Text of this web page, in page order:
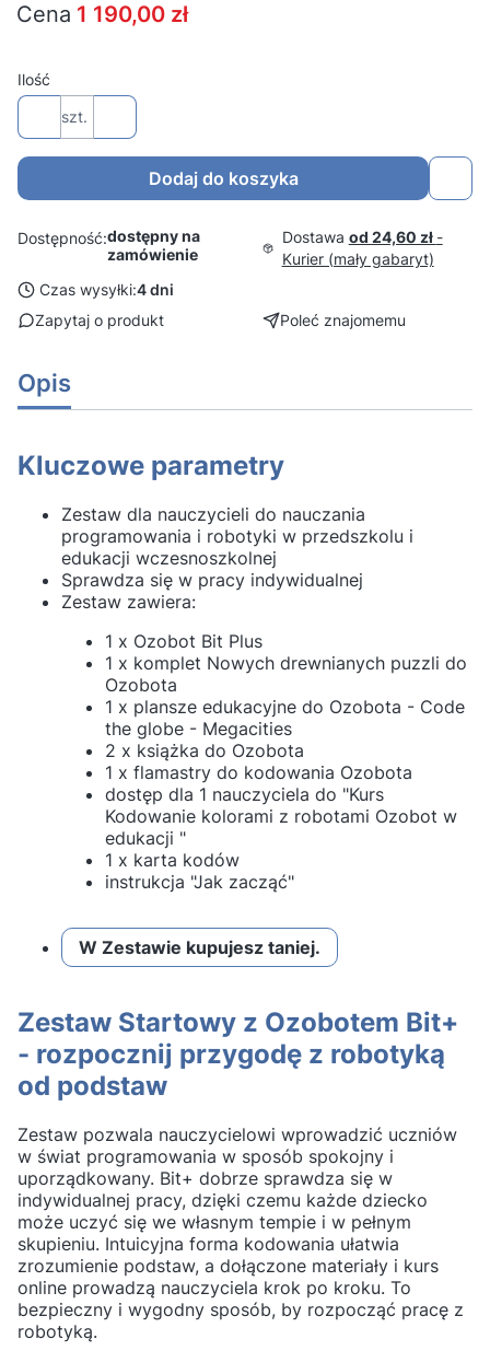
Cena 1 190,00 zł
Ilość
szt.
Dodaj do koszyka
Dostępność:dostępny na
zamówienie
Dostawa od 24,60 zł -
Kurier (mały gabaryt)
Czas wysyłki:4 dni
Zapytaj o produkt
Poleć znajomemu
Opis
Kluczowe parametry
Zestaw dla nauczycieli do nauczania
programowania i robotyki w przedszkolu i
edukacji wczesnoszkolnej
Sprawdza się w pracy indywidualnej
Zestaw zawiera:
1 x Ozobot Bit Plus
1 x komplet Nowych drewnianych puzzli do
Ozobota
1 x plansze edukacyjne do Ozobota - Code
the globe - Megacities
2 x książka do Ozobota
1 x flamastry do kodowania Ozobota
dostęp dla 1 nauczyciela do "Kurs
Kodowanie kolorami z robotami Ozobot w
edukacji "
1 x karta kodów
instrukcja "Jak zacząć"
W Zestawie kupujesz taniej.
Zestaw Startowy z Ozobotem Bit+
- rozpocznij przygodę z robotyką
od podstaw
Zestaw pozwala nauczycielowi wprowadzić uczniów
w świat programowania w sposób spokojny i
uporządkowany. Bit+ dobrze sprawdza się w
indywidualnej pracy, dzięki czemu każde dziecko
może uczyć się we własnym tempie i w pełnym
skupieniu. Intuicyjna forma kodowania ułatwia
zrozumienie podstaw, a dołączone materiały i kurs
online prowadzą nauczyciela krok po kroku. To
bezpieczny i wygodny sposób, by rozpocząć pracę z
robotyką.